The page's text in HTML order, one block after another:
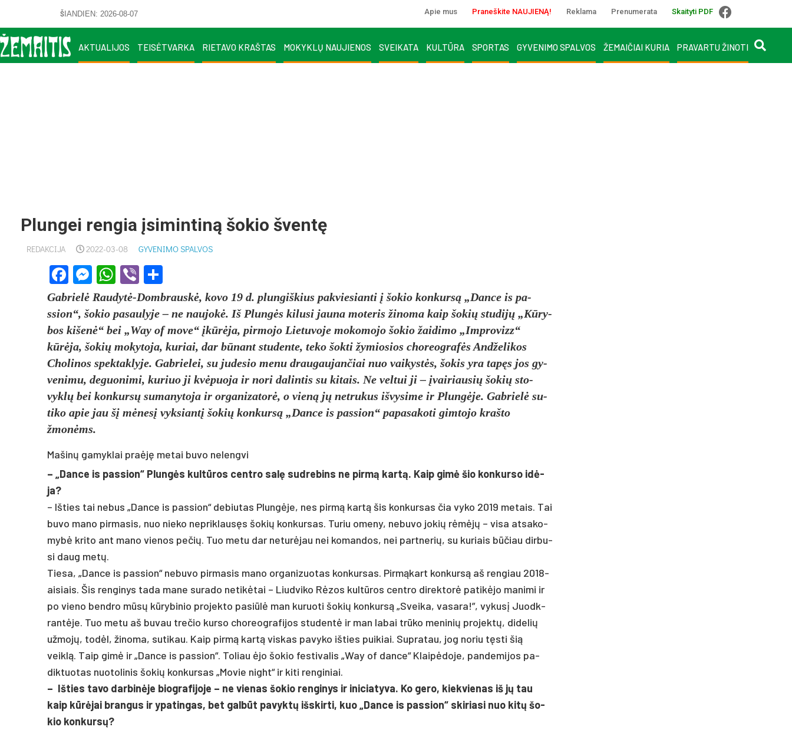
ŠIANDIEN: 2026-08-07 Apie mus Praneškite NAUJIENĄ! Reklama Prenumerata Skaityti PDF
AKTUALIJOS TEISĖTVARKA RIETAVO KRAŠTAS MOKYKLŲ NAUJIENOS SVEIKATA KULTŪRA SPORTAS GYVENIMO SPALVOS ŽEMAIČIAI KURIA PRAVARTU ŽINOTI
Plungei rengia įsimintiną šokio šventę
REDAKCIJA 2022-03-08 GYVENIMO SPALVOS
Facebook
Messenger
WhatsApp
Viber
Gab­rielė Rau­dytė-Domb­rauskė, ko­vo 19 d. plun­giš­kius pa­kvie­sian­ti į šo­kio kon­kursą „Dan­ce is pa­
ssion“, šo­kio pa­sau­ly­je – ne nau­jokė. Iš Plungės ki­lu­si jau­na mo­te­ris ži­no­ma kaip šo­kių stu­dijų „Kūry­
bos ki­šenė“ bei „Way of mo­ve“ įkūrėja, pir­mo­jo Lie­tu­vo­je mo­ko­mo­jo šo­kio žai­di­mo „Imp­ro­vizz“
kūrėja, šo­kių mo­ky­to­ja, ku­riai, dar būnant stu­den­te, te­ko šok­ti žy­mio­sios cho­reog­rafės And­že­li­kos
Cho­li­nos spek­tak­ly­je. Gab­rie­lei, su ju­de­sio me­nu drau­gau­jan­čiai nuo vai­kystės, šo­kis yra tapęs jos gy­
ve­ni­mu, de­guo­ni­mi, ku­riuo ji kvėpuo­ja ir no­ri da­lin­tis su ki­tais. Ne vel­tui ji – įvai­riau­sių šo­kių sto­
vyklų bei kon­kursų su­ma­ny­to­ja ir or­ga­ni­za­torė, o vieną jų ne­tru­kus iš­vy­si­me ir Plungė­je. Gab­rielė su­
ti­ko apie jau šį mėnesį vyk­siantį šo­kių kon­kursą „Dan­ce is pa­ssion“ pa­pa­sa­ko­ti gim­to­jo kraš­to
žmonėms.
Mašinų gamyklai praėję metai buvo nelengvi
– „Dan­ce is pa­ssion“ Plungės kultū­ros cent­ro salę su­dre­bins ne pirmą kartą. Kaip gimė šio kon­kur­so idė­
ja?
– Iš­ties tai ne­bus „Dan­ce is pa­ssion“ de­biu­tas Plungė­je, nes pirmą kartą šis kon­kur­sas čia vy­ko 2019 me­tais. Tai
bu­vo ma­no pir­ma­sis, nuo nie­ko ne­prik­lausęs šo­kių kon­kur­sas. Tu­riu ome­ny, ne­bu­vo jo­kių rėmėjų – vi­sa at­sa­ko­
mybė kri­to ant ma­no vie­nos pe­čių. Tuo me­tu dar ne­turė­jau nei ko­man­dos, nei par­tne­rių, su ku­riais būčiau dir­bu­
si daug metų.
Tie­sa, „Dan­ce is pa­ssion“ ne­bu­vo pir­ma­sis ma­no or­ga­ni­zuo­tas kon­kur­sas. Pirmą­kart kon­kursą aš ren­giau 2018-
ai­siais. Šis ren­gi­nys ta­da ma­ne su­ra­do ne­tikė­tai – Liud­vi­ko Rėzos kultū­ros cent­ro di­rek­torė pa­tikė­jo ma­ni­mi ir
po vie­no bend­ro mūsų kūry­bi­nio pro­jek­to pa­si­ūlė man ku­ruo­ti šo­kių kon­kursą „Svei­ka, va­sa­ra!”, vy­kusį Juodk­
rantė­je. Tuo me­tu aš bu­vau tre­čio kur­so cho­reog­ra­fi­jos stu­dentė ir man la­bai trūko me­ni­nių pro­jektų, di­de­lių
už­mojų, todėl, ži­no­ma, su­ti­kau. Kaip pirmą kartą vis­kas pa­vy­ko iš­ties pui­kiai. Sup­ra­tau, jog no­riu tęsti šią
veiklą. Taip gimė ir „Dan­ce is pa­ssion“. To­liau ėjo šo­kio fes­ti­va­lis „Way of dan­ce“ Klaipė­do­je, pan­de­mi­jos pa­
dik­tuo­tas nuo­to­li­nis šo­kių kon­kur­sas „Mo­vie night“ ir ki­ti ren­gi­niai.
– Iš­ties ta­vo dar­binė­je biog­ra­fi­jo­je – ne vie­nas šo­kio ren­gi­nys ir ini­cia­ty­va. Ko ge­ro, kiek­vie­nas iš jų tau
kaip kūrėjai bran­gus ir ypa­tin­gas, bet galbūt pa­vyktų išs­kir­ti, kuo „Dan­ce is pa­ssion“ ski­ria­si nuo kitų šo­
kio kon­kursų?